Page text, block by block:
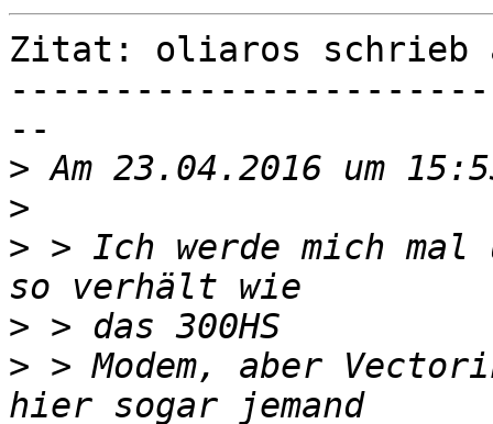
Zitat: oliaros schrieb
--
>
>
> > Ich werde mich mal
>
> > Modem, aber